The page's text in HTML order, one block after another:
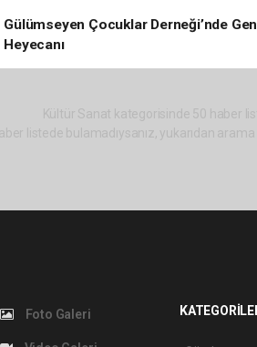
Gülümseyen Çocuklar Derneği’nde
Heyecanı
Kültür Sanat kategorisinde 50 haber
listede bulamadıysanız, yukarıdan
Foto Galeri